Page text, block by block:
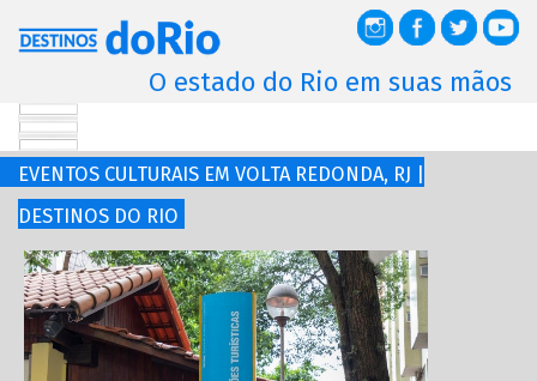
O estado do Rio em suas mãos
EVENTOS CULTURAIS EM VOLTA REDONDA, RJ |
DESTINOS DO RIO